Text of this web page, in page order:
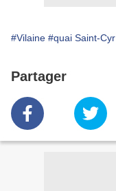
#Vilaine #quai Saint-Cyr
Partager